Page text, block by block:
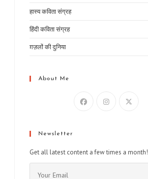
हास्य कविता संग्रह
हिंदी कविता संग्रह
ग़ज़लों की दुनिया
About Me
Newsletter
Get all latest content a few times a month!